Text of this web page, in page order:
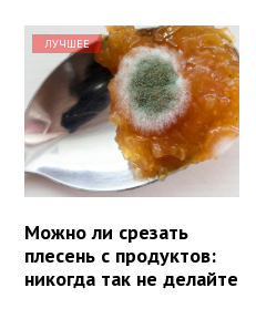
ЛУЧШЕЕ
Можно ли срезать
плесень с продуктов:
никогда так не делайте